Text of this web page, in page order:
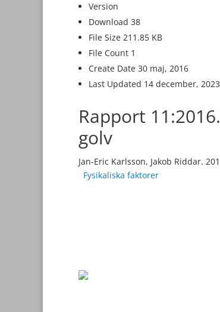
Version
Download 38
File Size 211.85 KB
File Count 1
Create Date 30 maj, 2016
Last Updated 14 december, 2023
Rapport
golv
Jan-Eric Karlsson, Jakob Riddar.
Fysikaliska faktorer